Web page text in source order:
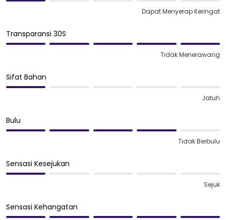
Dapat Menyerap Keringat
Transparansi 30S
Tidak Menerawang
Sifat Bahan
Jatuh
Bulu
Tidak Berbulu
Sensasi Kesejukan
Sejuk
Sensasi Kehangatan